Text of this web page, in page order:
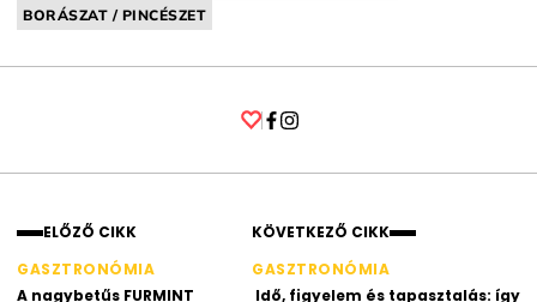
BORÁSZAT / PINCÉSZET
ELŐZŐ CIKK
GASZTRONÓMIA
A nagybetűs FURMINT
KÖVETKEZŐ CIKK
GASZTRONÓMIA
Idő, figyelem és tapasztalás: így